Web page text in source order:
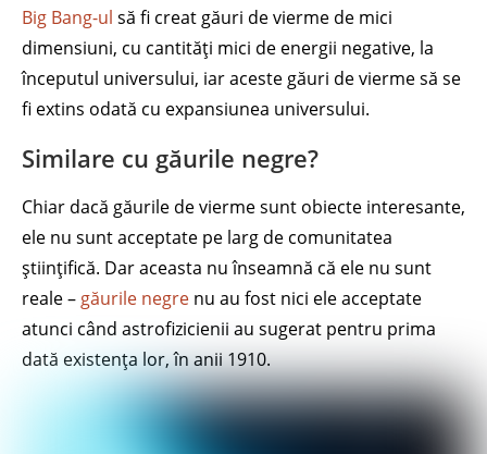
Big Bang-ul să fi creat găuri de vierme de mici
dimensiuni, cu cantități mici de energii negative, la
începutul universului, iar aceste găuri de vierme să se
fi extins odată cu expansiunea universului.
Similare cu găurile negre?
Chiar dacă găurile de vierme sunt obiecte interesante,
ele nu sunt acceptate pe larg de comunitatea
științifică. Dar aceasta nu înseamnă că ele nu sunt
reale – găurile negre nu au fost nici ele acceptate
atunci când astrofizicienii au sugerat pentru prima
dată existența lor, în anii 1910.